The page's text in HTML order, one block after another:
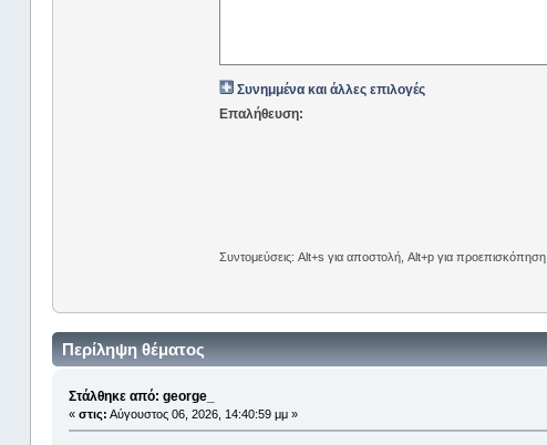
Συνημμένα και άλλες επιλογές
Επαλήθευση:
Συντομεύσεις: Alt+s για αποστολή, Alt+p για προεπισκόπηση
Περίληψη θέματος
Στάλθηκε από: george_
« στις: Αύγουστος 06, 2026, 14:40:59 μμ »